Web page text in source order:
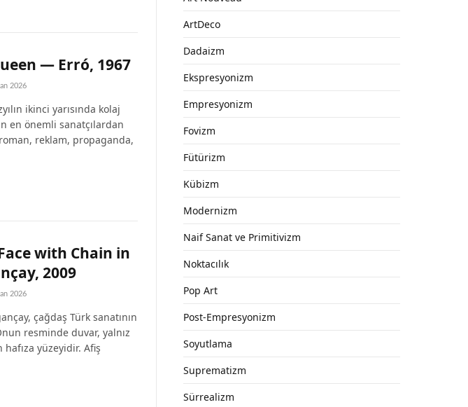
— Erró, 1967
2026
ikinci yarısında kolaj
en önemli sanatçılardan
reklam, propaganda,
with Chain in
2009
2026
çağdaş Türk sanatının
resminde duvar, yalnız
yüzeyidir. Afiş
ArtDeco
Dadaizm
Ekspresyonizm
Empresyonizm
Fovizm
Fütürizm
Kübizm
Modernizm
Naif Sanat ve Primitivizm
Noktacılık
Pop Art
Post-Empresyonizm
Soyutlama
Suprematizm
Sürrealizm